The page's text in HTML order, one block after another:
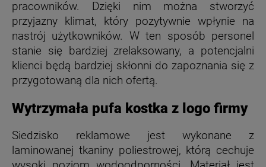
pracowników. Dzięki nim można stworzyć
przyjazny klimat, który pozytywnie wpłynie na
nastrój użytkowników. W ten sposób personel
stanie się bardziej zrelaksowany, a potencjalni
klienci będą bardziej skłonni do zapoznania się z
przygotowaną dla nich ofertą.
Wytrzymała pufa kostka z logo firmy
Siedzisko reklamowe jest wykonane z
laminowanej tkaniny poliestrowej, którą cechuje